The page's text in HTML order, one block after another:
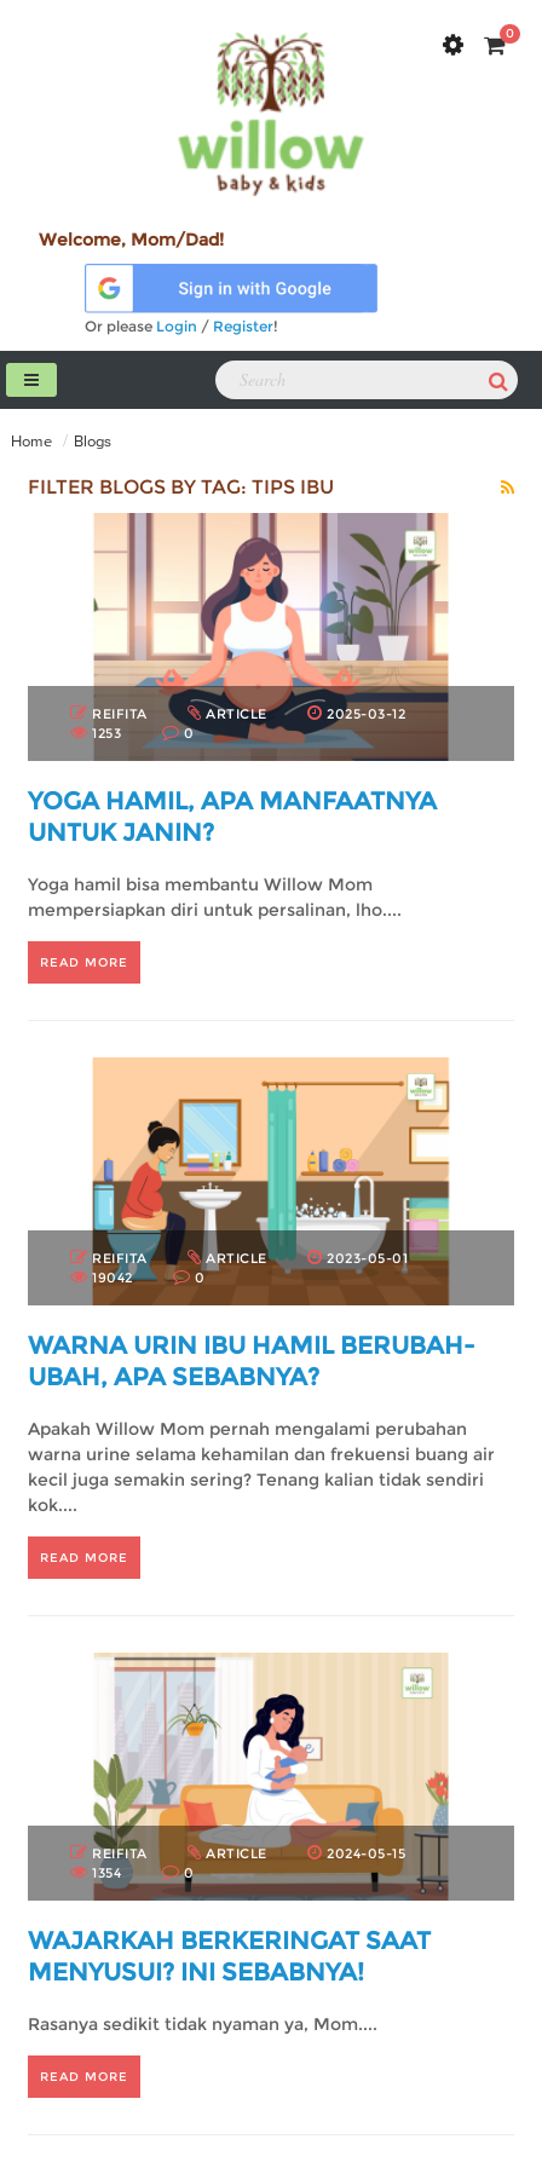
0
Welcome, Mom/Dad!
Or please Login / Register!
Home Blogs
FILTER BLOGS BY TAG: TIPS IBU
REIFITA ARTICLE
2025-03-12
1253
0
YOGA HAMIL, APA MANFAATNYA
UNTUK JANIN?
Yoga hamil bisa membantu Willow Mom
mempersiapkan diri untuk persalinan, lho....
READ MORE
REIFITA ARTICLE
2023-05-01
19042
0
WARNA URIN IBU HAMIL BERUBAH-
UBAH, APA SEBABNYA?
Apakah Willow Mom pernah mengalami perubahan
warna urine selama kehamilan dan frekuensi buang air
kecil juga semakin sering? Tenang kalian tidak sendiri
kok....
READ MORE
REIFITA ARTICLE
2024-05-15
1354
0
WAJARKAH BERKERINGAT SAAT
MENYUSUI? INI SEBABNYA!
Rasanya sedikit tidak nyaman ya, Mom....
READ MORE